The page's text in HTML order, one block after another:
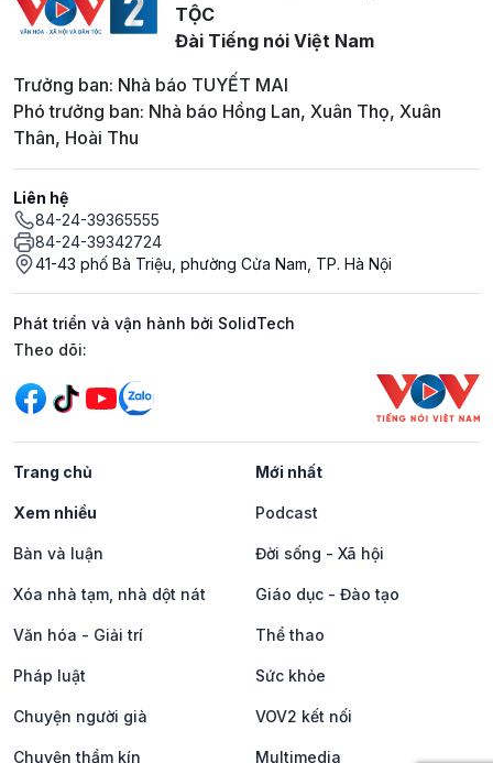
TỘC
Đài Tiếng nói Việt Nam
Trưởng ban: Nhà báo TUYẾT MAI
Phó trưởng ban: Nhà báo Hồng Lan, Xuân Thọ, Xuân
Thân, Hoài Thu
Liên hệ
84-24-39365555
84-24-39342724
41-43 phố Bà Triệu, phường Cửa Nam, TP. Hà Nội
Phát triển và vận hành bởi SolidTech
Mạng xã hội
Theo dõi:
Trang chủ Mới nhất
Xem nhiều Podcast
Bàn và luận Đời sống - Xã hội
Xóa nhà tạm, nhà dột nát Giáo dục - Đào tạo
Văn hóa - Giải trí Thể thao
Pháp luật Sức khỏe
Chuyện người già VOV2 kết nối
Chuyện thầm kín Multimedia